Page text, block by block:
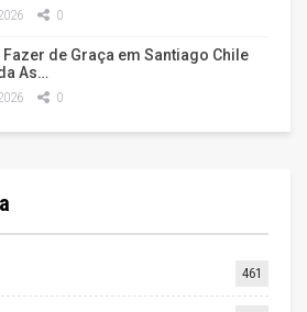
0
Fazer de Graça em Santiago Chile
As…
0
461